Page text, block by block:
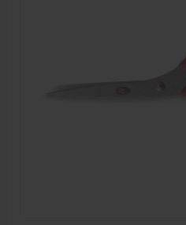
die op zoek zijn naar een